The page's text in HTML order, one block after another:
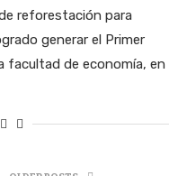
reforestación para
generar el Primer
facultad de economía, en